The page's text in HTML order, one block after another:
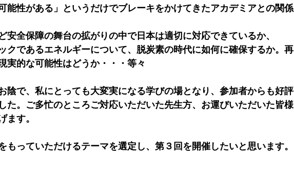
能性がある」というだけでブレーキをかけてきたアカデミアとの関係
安全保障の舞台の拡がりの中で日本は適切に対応できているか、
クであるエネルギーについて、脱炭素の時代に如何に確保するか。再
実的な可能性はどうか・・・等々
陰で、私にとっても大変実になる学びの場となり、参加者からも好評
た。ご多忙のところご対応いただいた先生方、お運びいただいた皆様
ます。
もっていただけるテーマを選定し、第３回を開催したいと思います。